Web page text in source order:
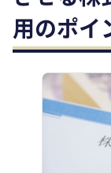
用のポイ